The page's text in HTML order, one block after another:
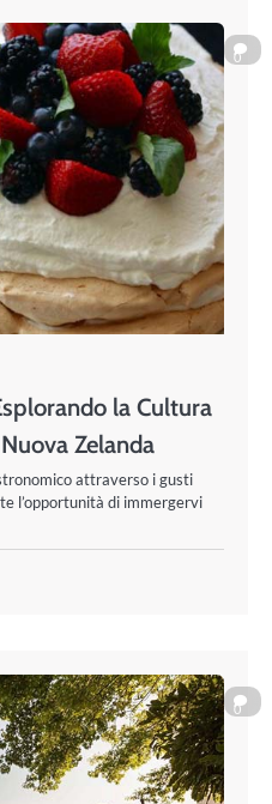
0
la Cultura
Zelanda
attraverso i gusti
l’opportunità di immergervi
0